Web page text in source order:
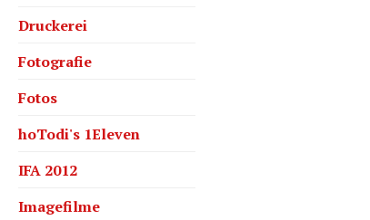
Druckerei
Fotografie
Fotos
hoTodi's 1Eleven
IFA 2012
Imagefilme